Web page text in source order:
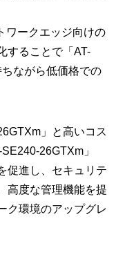
ワークエッジ向けの
することで「AT-
ながら低価格での
」と高いコス
26GTXm」
促進し、セキュリテ
高度な管理機能を提
ク環境のアップグレ